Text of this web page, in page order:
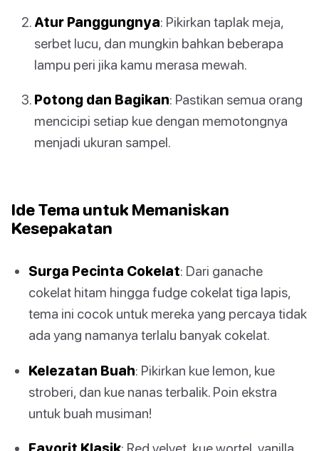
Atur Panggungnya: Pikirkan taplak meja,
serbet lucu, dan mungkin bahkan beberapa
lampu peri jika kamu merasa mewah.
Potong dan Bagikan: Pastikan semua orang
mencicipi setiap kue dengan memotongnya
menjadi ukuran sampel.
Ide Tema untuk Memaniskan
Kesepakatan
Surga Pecinta Cokelat: Dari ganache
cokelat hitam hingga fudge cokelat tiga lapis,
tema ini cocok untuk mereka yang percaya tidak
ada yang namanya terlalu banyak cokelat.
Kelezatan Buah: Pikirkan kue lemon, kue
stroberi, dan kue nanas terbalik. Poin ekstra
untuk buah musiman!
Favorit Klasik: Red velvet, kue wortel, vanilla